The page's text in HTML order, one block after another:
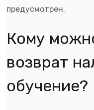
предусмотрен.
Кому
возврат
обучение?